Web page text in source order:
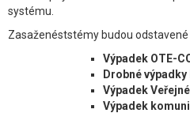
systému.
Zasaženéststémy budou odstavené
Výpadek OTE-
Drobné
Výpadek
Výpadek